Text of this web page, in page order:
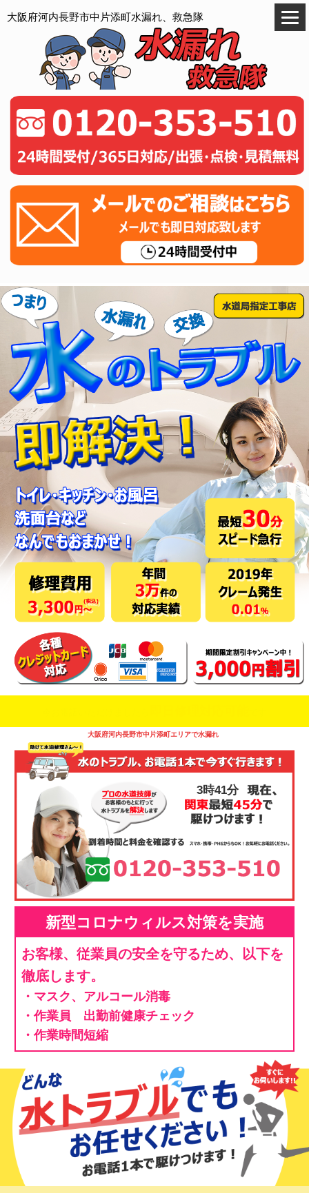
大阪府河内長野市中片添町水漏れ、救急隊
大阪府河内長野市中片添町エリアで水漏れ
3時41分
新型コロナウィルス対策を実施
お客様、従業員の安全を守るため、以下を
徹底します。
・マスク、アルコール消毒
・作業員 出勤前健康チェック
・作業時間短縮